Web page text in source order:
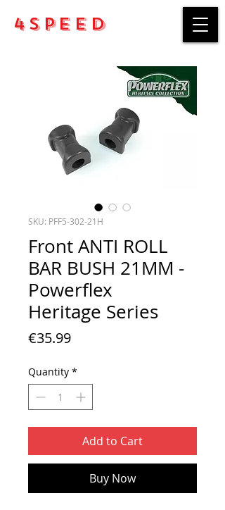
4Speed
SKU: PFF5-302-21H
Front ANTI ROLL
BAR BUSH 21MM -
Powerflex
Heritage Series
€35.99Price
Quantity *
Add to Cart
Buy Now